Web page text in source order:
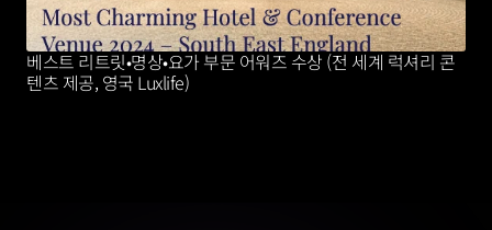
베스트 리트릿•명상•요가 부문 어워즈 수상 (전 세계 럭셔리 콘
텐츠 제공, 영국 Luxlife)